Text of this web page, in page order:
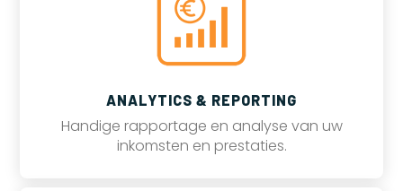
ANALYTICS & REPORTING
Handige rapportage en analyse van uw
inkomsten en prestaties.